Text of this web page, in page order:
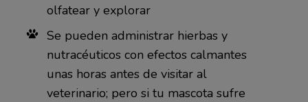
olfatear y explorar
Se pueden administrar hierbas y
nutracéuticos con efectos calmantes
unas horas antes de visitar al
veterinario; pero si tu mascota sufre